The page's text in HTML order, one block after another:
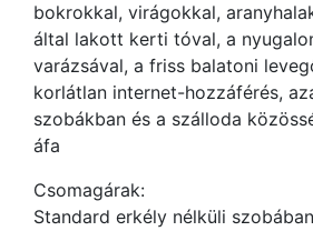
bokrokkal, virágokkal,
által lakott kerti tóval, a
varázsával, a friss balatoni
korlátlan internet-hozzáférés,
szobákban és a szálloda
áfa
Csomagárak:
Standard erkély nélküli